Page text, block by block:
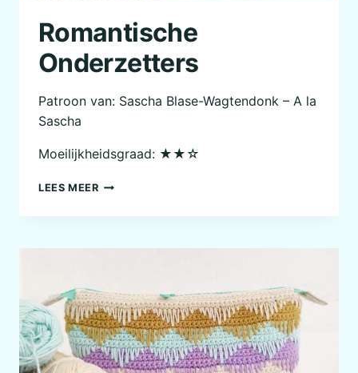
Romantische
Onderzetters
Patroon van: Sascha Blase-Wagtendonk – A la
Sascha
Moeilijkheidsgraad: ★★☆
LEES MEERROMANTISCHE